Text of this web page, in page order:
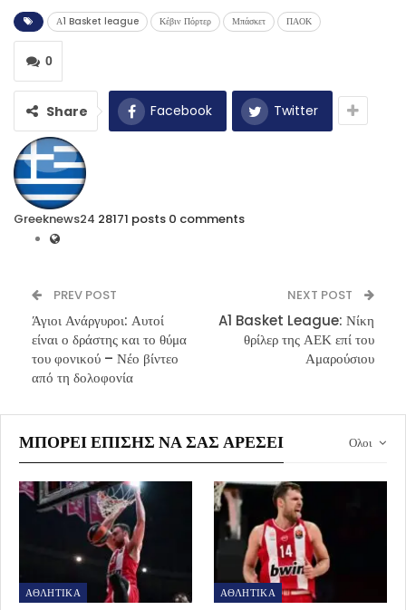
Α1 Basket league Κέβιν Πόρτερ Μπάσκετ ΠΑΟΚ
0
Share Facebook Twitter
Greeknews24 28171 posts 0 comments
PREV POST
Άγιοι Ανάργυροι: Αυτοί
είναι ο δράστης και το θύμα
του φονικού – Νέο βίντεο
από τη δολοφονία
NEXT POST
A1 Basket League: Νίκη
θρίλερ της ΑΕΚ επί του
Αμαρούσιου
Ολοι
ΜΠΟΡΕΊ ΕΠΊΣΗΣ ΝΑ ΣΑΣ ΑΡΈΣΕΙ
ΑΘΛΗΤΙΚΑ ΑΘΛΗΤΙΚΑ